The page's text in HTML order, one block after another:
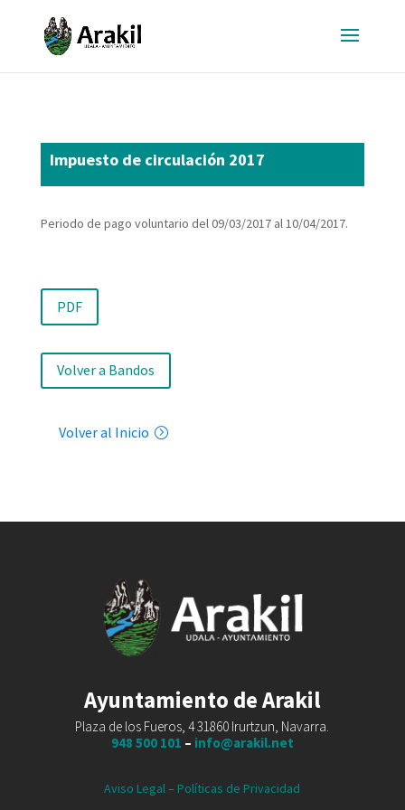
Impuesto de circulación 2017
Periodo de pago voluntario del 09/03/2017 al 10/04/2017.
PDF
Volver a Bandos
Volver al Inicio
Ayuntamiento de Arakil
Plaza de los Fueros, 4 31860 Irurtzun, Navarra.
948 500 101 – info@arakil.net
Aviso Legal– Políticas de Privacidad